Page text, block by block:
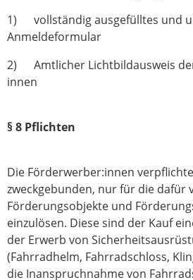
1) vollständig ausgefülltes und
Anmeldeformular
2) Amtlicher Lichtbildausweis
innen
§ 8 Pflichten
Die Förderwerber:innen
zweckgebunden, nur für die dafür
Förderungsobjekte und
einzulösen. Diese sind der Kauf
der Erwerb von
(Fahrradhelm, Fahrradschloss,
die Inanspruchnahme von